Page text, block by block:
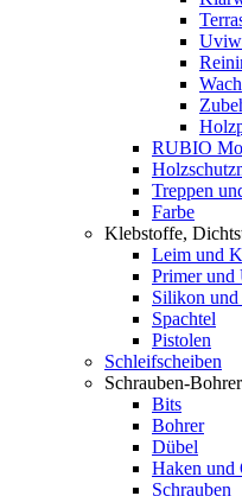
RUBIO
Treppen
Farbe
Klebstoffe,
Leim und
Primer und
Silikon und
Spachtel
Pistolen
Schleifscheiben
Schrauben-
Bits
Bohrer
Dübel
Haken und
Schrauben